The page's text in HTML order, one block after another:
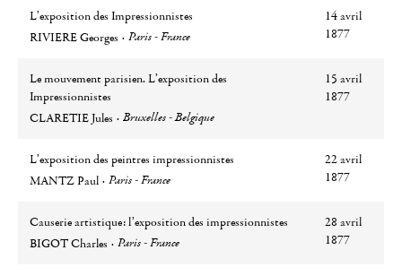
L’exposition des Impressionnistes
Auteur
RIVIERE Georges
Ville Paris - France
14 avril
1877
Le mouvement parisien. L’exposition des
Impressionnistes
Auteur
CLARETIE Jules
Ville Bruxelles - Belgique
15 avril
1877
L’exposition des peintres impressionnistes
Auteur
MANTZ Paul
Ville Paris - France
22 avril
1877
Causerie artistique: l’exposition des impressionnistes
Auteur
BIGOT Charles
Ville Paris - France
28 avril
1877